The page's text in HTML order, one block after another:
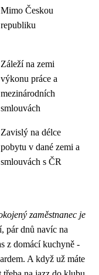
Mimo Českou
republiku
Záleží na zemi
výkonu práce a
mezinárodních
smlouvách
Zavislý na délce
pobytu v dané zemi a
smlouvách s ČR
zaměstnanec je
pár dnů navíc na
z domácí kuchyně -
A když už máte